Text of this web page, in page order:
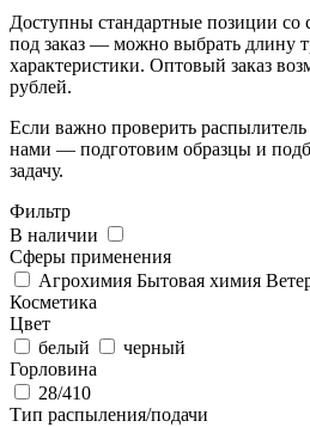
Доступны стандартные позиции со
под заказ — можно выбрать длину
характеристики. Оптовый заказ
рублей.
Если важно проверить распылитель
нами — подготовим образцы и
задачу.
Фильтр
В наличии
Сферы применения
Агрохимия Бытовая химия
Косметика
Цвет
белый
черный
Горловина
28/410
Тип распыления/подачи